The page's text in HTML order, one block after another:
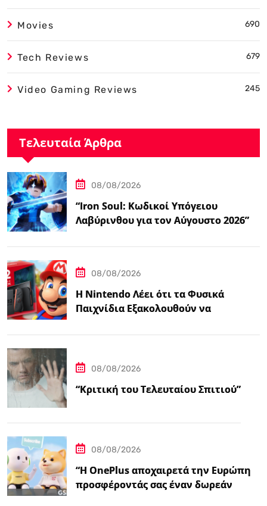
Movies 690
Tech Reviews 679
Video Gaming Reviews 245
Τελευταία Άρθρα
08/08/2026
“Iron Soul: Κωδικοί Υπόγειου
Λαβύρινθου για τον Αύγουστο 2026”
08/08/2026
Η Nintendo Λέει ότι τα Φυσικά
Παιχνίδια Εξακολουθούν να
08/08/2026
“Κριτική του Τελευταίου Σπιτιού”
08/08/2026
“Η OnePlus αποχαιρετά την Ευρώπη
προσφέροντάς σας έναν δωρεάν